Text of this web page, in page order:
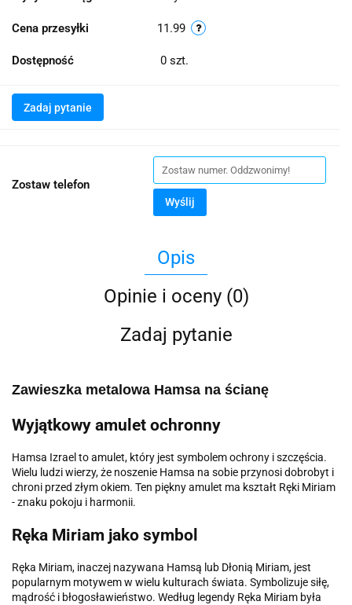
Cena przesyłki 11.99
Dostępność 0 szt.
Zadaj pytanie
Zostaw telefon
Wyślij
Opis
Opinie i oceny (0)
Zadaj pytanie
Zawieszka metalowa Hamsa na ścianę
Wyjątkowy amulet ochronny
Hamsa Izrael to amulet, który jest symbolem ochrony i szczęścia.
Wielu ludzi wierzy, że noszenie Hamsa na sobie przynosi dobrobyt i
chroni przed złym okiem. Ten piękny amulet ma kształt Ręki Miriam
- znaku pokoju i harmonii.
Ręka Miriam jako symbol
Ręka Miriam, inaczej nazywana Hamsą lub Dłonią Miriam, jest
popularnym motywem w wielu kulturach świata. Symbolizuje siłę,
mądrość i błogosławieństwo. Według legendy Ręka Miriam była